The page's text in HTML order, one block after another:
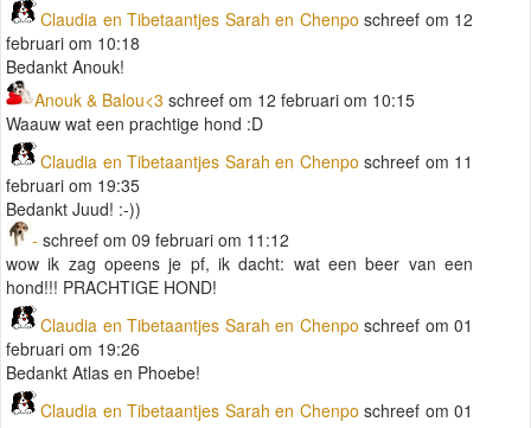
Claudia en Tibetaantjes Sarah en Chenpo schreef om 12
februari om 10:18
Bedankt Anouk!
Anouk & Balou<3 schreef om 12 februari om 10:15
Waauw wat een prachtige hond :D
Claudia en Tibetaantjes Sarah en Chenpo schreef om 11
februari om 19:35
Bedankt Juud! :-))
- schreef om 09 februari om 11:12
wow ik zag opeens je pf, ik dacht: wat een beer van een
hond!!! PRACHTIGE HOND!
Claudia en Tibetaantjes Sarah en Chenpo schreef om 01
februari om 19:26
Bedankt Atlas en Phoebe!
Claudia en Tibetaantjes Sarah en Chenpo schreef om 01